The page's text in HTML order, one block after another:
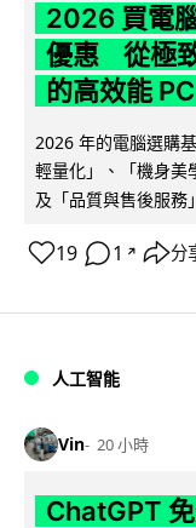
2026 買電
優惠 從極
的高效能 PC
2026 年的電腦選購
輕量化」、「機身美
及「品質與售後服務
19 1 ↗ 分
人工智能
Vin 20 小時
ChatGPT